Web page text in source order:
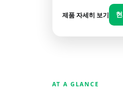
제품 자세히 보기
AT A GLANCE